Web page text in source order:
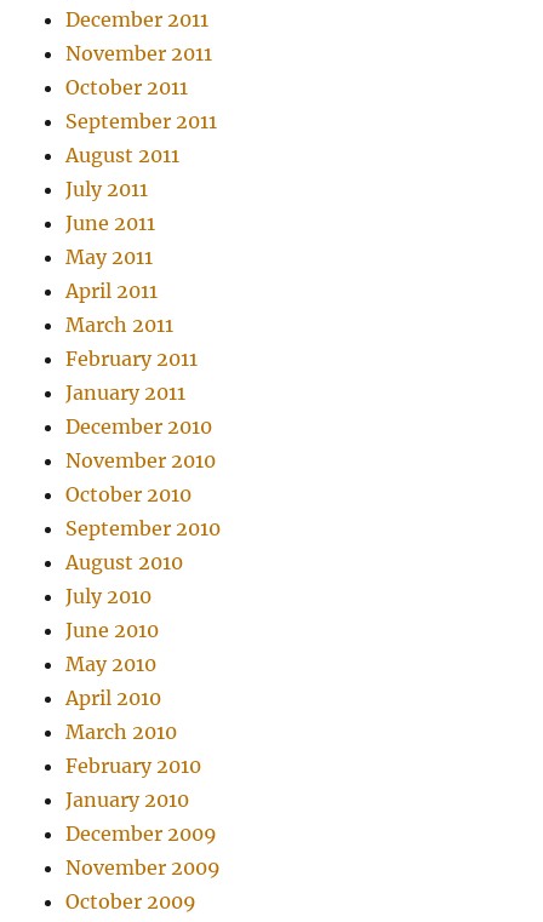
December 2011
November 2011
October 2011
September 2011
August 2011
July 2011
June 2011
May 2011
April 2011
March 2011
February 2011
January 2011
December 2010
November 2010
October 2010
September 2010
August 2010
July 2010
June 2010
May 2010
April 2010
March 2010
February 2010
January 2010
December 2009
November 2009
October 2009